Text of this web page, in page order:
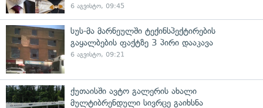
6 აგვისტო, 09:45
სუს-მა მარნეულში ტექინსპექტირების
გაყალბების ფაქტზე 3 პირი დააკავა
6 აგვისტო, 09:21
ქუთაისში ავტო გალერის ახალი
მულტიბრენდული სივრცე გაიხსნა